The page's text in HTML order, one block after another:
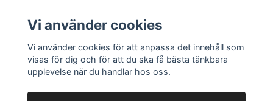
Sociala medier
Vi använder cookies
Vi använder cookies för att anpassa det innehåll som
visas för dig och för att du ska få bästa tänkbara
upplevelse när du handlar hos oss.